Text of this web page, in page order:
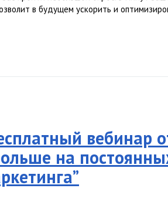
в будущем ускорить и
вебинар
на